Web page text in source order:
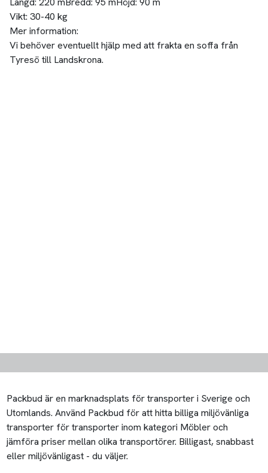
Vikt: 30-40 kg
Mer information:
Vi behöver eventuellt hjälp med att frakta en soffa från
Tyresö till Landskrona.
Packbud är en marknadsplats för transporter i Sverige och
Utomlands. Använd Packbud för att hitta billiga miljövänliga
transporter för transporter inom kategori Möbler och
jämföra priser mellan olika transportörer. Billigast, snabbast
eller miljövänligast - du väljer.